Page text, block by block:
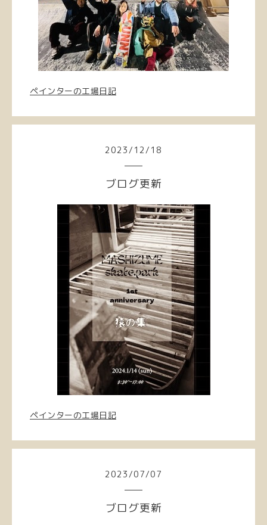
ペインターの工場日記
2023/ 12/ 18
ブログ更新
ペインターの工場日記
2023/07/07
ブログ更新